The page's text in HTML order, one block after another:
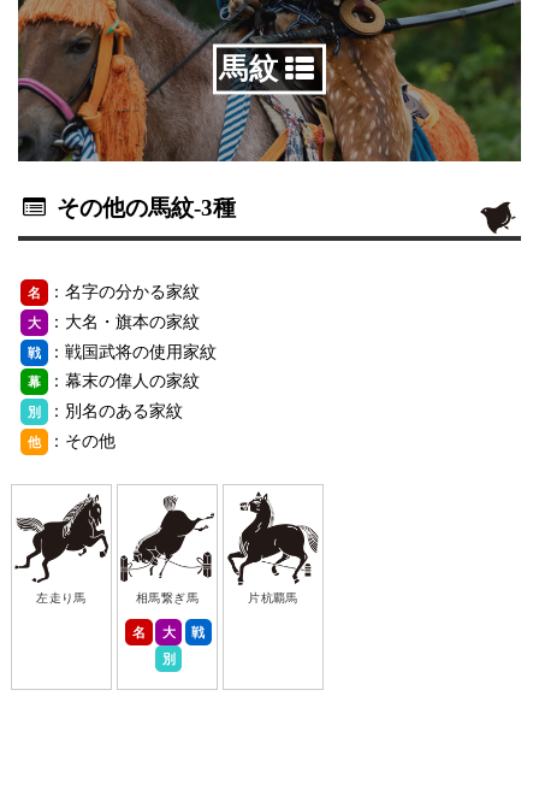
馬紋
その他の馬紋-3種
名 ：名字の分かる家紋
大 ：大名・旗本の家紋
戦 ：戦国武将の使用家紋
幕 ：幕末の偉人の家紋
別 ：別名のある家紋
他 ：その他
左走り馬 相馬繋ぎ馬
名 大
戦
別
片杭覇馬